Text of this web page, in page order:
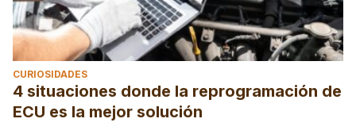
CURIOSIDADES
4 situaciones donde la reprogramación de
ECU es la mejor solución